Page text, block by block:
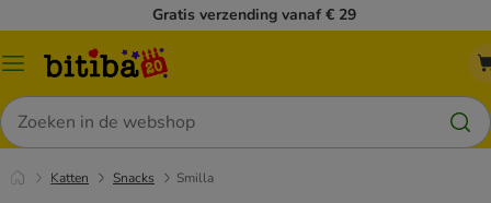
Gratis verzending vanaf € 29
Catalogusmenu
Zoeken
Katten Snacks Smilla